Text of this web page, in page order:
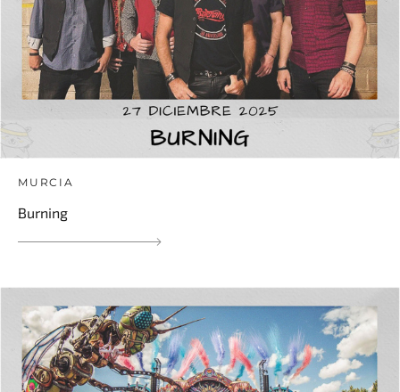
MURCIA
Burning